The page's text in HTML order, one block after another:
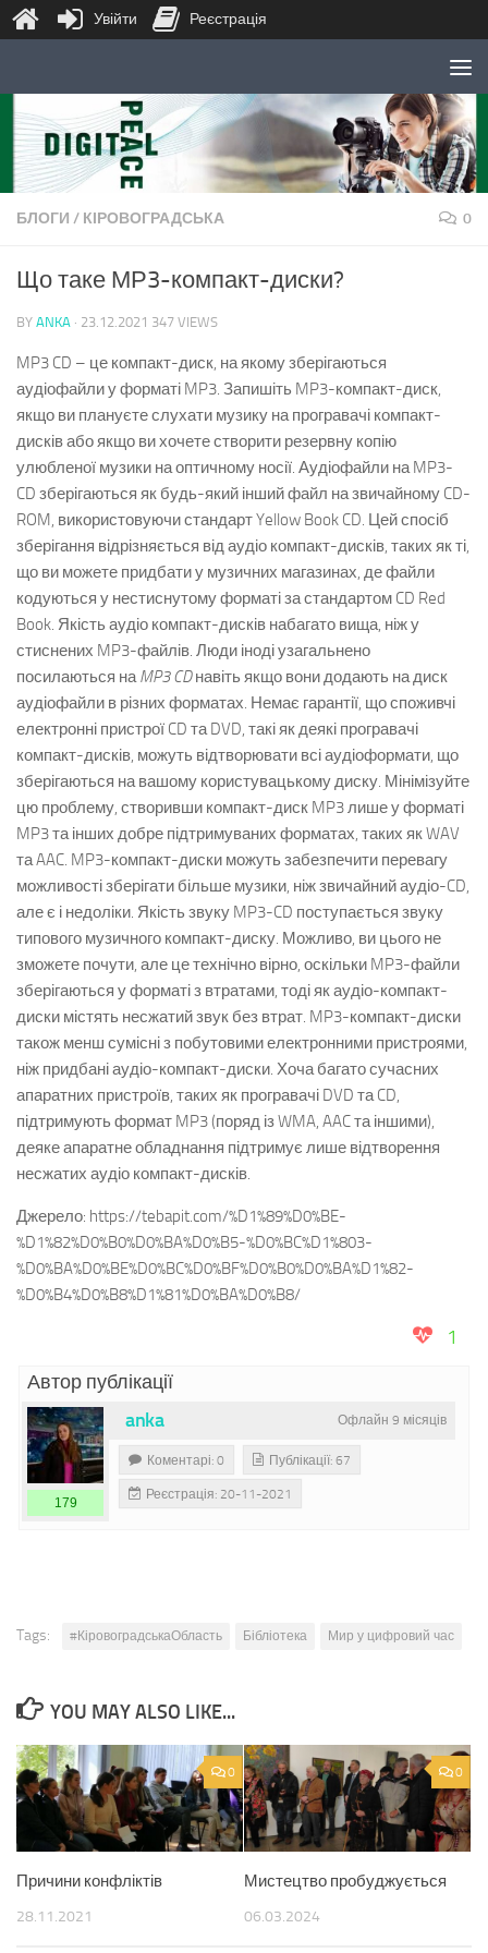
Skip to content
БЛОГИ / КІРОВОГРАДСЬКА 0
Що таке МР3-компакт-диски?
BY ANKA · 23.12.2021 347 VIEWS
MP3 CD – це компакт-диск, на якому зберігаються
аудіофайли у форматі MP3. Запишіть MP3-компакт-диск,
якщо ви плануєте слухати музику на програвачі компакт-
дисків або якщо ви хочете створити резервну копію
улюбленої музики на оптичному носії. Аудіофайли на MP3-
CD зберігаються як будь-який інший файл на звичайному CD-
ROM, використовуючи стандарт Yellow Book CD. Цей спосіб
зберігання відрізняється від аудіо компакт-дисків, таких як ті,
що ви можете придбати у музичних магазинах, де файли
кодуються у нестиснутому форматі за стандартом CD Red
Book. Якість аудіо компакт-дисків набагато вища, ніж у
стиснених MP3-файлів. Люди іноді узагальнено
посилаються наMP3 CDнавіть якщо вони додають на диск
аудіофайли в різних форматах. Немає гарантії, що споживчі
електронні пристрої CD та DVD, такі як деякі програвачі
компакт-дисків, можуть відтворювати всі аудіоформати, що
зберігаються на вашому користувацькому диску. Мінімізуйте
цю проблему, створивши компакт-диск MP3 лише у форматі
MP3 та інших добре підтримуваних форматах, таких як WAV
та AAC. MP3-компакт-диски можуть забезпечити перевагу
можливості зберігати більше музики, ніж звичайний аудіо-CD,
але є і недоліки. Якість звуку MP3-CD поступається звуку
типового музичного компакт-диску. Можливо, ви цього не
зможете почути, але це технічно вірно, оскільки MP3-файли
зберігаються у форматі з втратами, тоді як аудіо-компакт-
диски містять несжатий звук без втрат. MP3-компакт-диски
також менш сумісні з побутовими електронними пристроями,
ніж придбані аудіо-компакт-диски. Хоча багато сучасних
апаратних пристроїв, таких як програвачі DVD та CD,
підтримують формат MP3 (поряд із WMA, AAC та іншими),
деяке апаратне обладнання підтримує лише відтворення
несжатих аудіо компакт-дисків.
Джерело: https://tebapit.com/%D1%89%D0%BE-
%D1%82%D0%B0%D0%BA%D0%B5-%D0%BC%D1%803-
%D0%BA%D0%BE%D0%BC%D0%BF%D0%B0%D0%BA%D1%82-
%D0%B4%D0%B8%D1%81%D0%BA%D0%B8/
1
Автор публікації
Офлайн 9 місяців
anka
179
Коментарі: 0 Публікації: 67
Реєстрація: 20-11-2021
Tags: #КіровоградськаОбласть Бібліотека Мир у цифровий час
YOU MAY ALSO LIKE...
0
Причини конфліктів
28.11.2021
0
Мистецтво пробуджується
06.03.2024
Увійти Реєстрація